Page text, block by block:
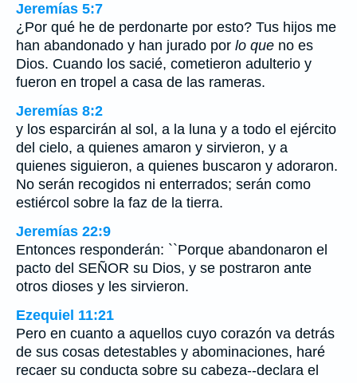
Jeremías 5:7
¿Por qué he de perdonarte por esto? Tus hijos me
han abandonado y han jurado por lo que no es
Dios. Cuando los sacié, cometieron adulterio y
fueron en tropel a casa de las rameras.
Jeremías 8:2
y los esparcirán al sol, a la luna y a todo el ejército
del cielo, a quienes amaron y sirvieron, y a
quienes siguieron, a quienes buscaron y adoraron.
No serán recogidos ni enterrados; serán como
estiércol sobre la faz de la tierra.
Jeremías 22:9
Entonces responderán: ``Porque abandonaron el
pacto del SEÑOR su Dios, y se postraron ante
otros dioses y les sirvieron.
Ezequiel 11:21
Pero en cuanto a aquellos cuyo corazón va detrás
de sus cosas detestables y abominaciones, haré
recaer su conducta sobre su cabeza--declara el